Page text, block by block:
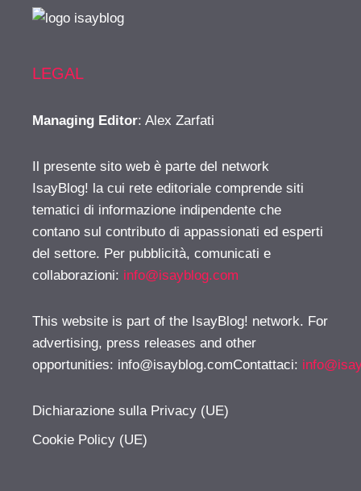
LEGAL
Managing Editor: Alex Zarfati
Il presente sito web è parte del network
IsayBlog! la cui rete editoriale comprende siti
tematici di informazione indipendente che
contano sul contributo di appassionati ed esperti
del settore. Per pubblicità, comunicati e
collaborazioni: info@isayblog.com
This website is part of the IsayBlog! network. For
advertising, press releases and other
opportunities: info@isayblog.comContattaci:
Dichiarazione sulla Privacy (UE)
Cookie Policy (UE)